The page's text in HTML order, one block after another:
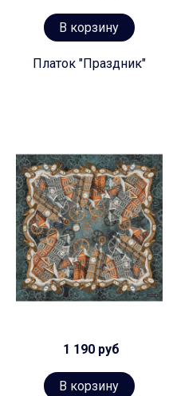
В корзину
Платок "Праздник"
1 190 руб
В корзину